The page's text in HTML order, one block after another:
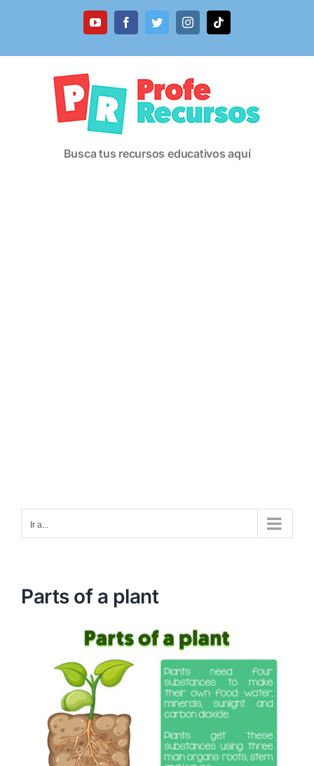
YouTubeFacebookTwitterInstagramTiktok
Busca tus recursos educativos aquí
Ir a...
Parts of a plant